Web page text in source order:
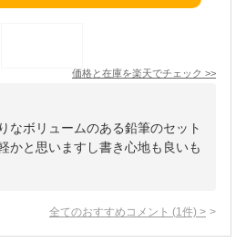
価格と在庫を楽天でチェック >>
なボリュームのある鉛筆のセット
かと思いますし書き心地も良いも
全てのおすすめコメント (1 件) >